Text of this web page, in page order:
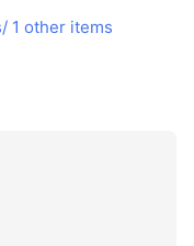
1 other items